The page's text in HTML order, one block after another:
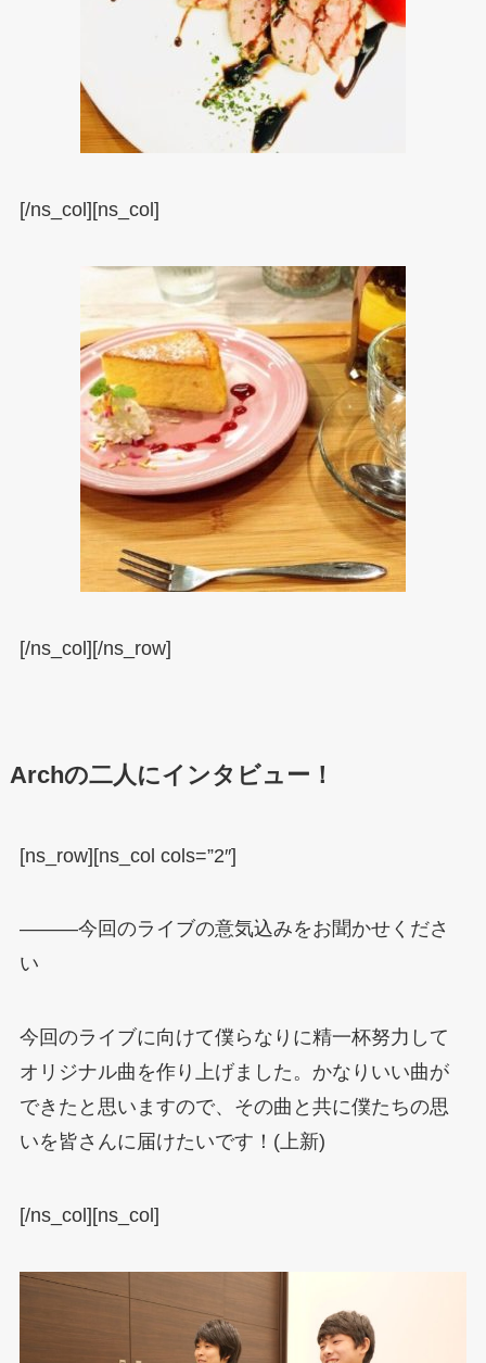
[/ns_col][ns_col]
[/ns_col][/ns_row]
Archの二人にインタビュー！
[ns_row][ns_col cols=”2″]
―――今回のライブの意気込みをお聞かせくださ
い
今回のライブに向けて僕らなりに精一杯努力して
オリジナル曲を作り上げました。かなりいい曲が
できたと思いますので、その曲と共に僕たちの思
いを皆さんに届けたいです！(上新)
[/ns_col][ns_col]